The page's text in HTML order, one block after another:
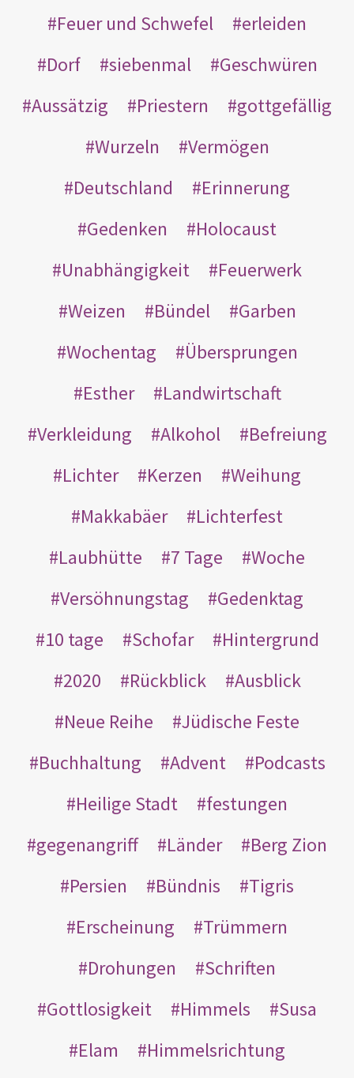
Feuer und Schwefel
erleiden
Dorf
siebenmal
Geschwüren
Aussätzig
Priestern
gottgefällig
Wurzeln
Vermögen
Deutschland
Erinnerung
Gedenken
Holocaust
Unabhängigkeit
Feuerwerk
Weizen
Bündel
Garben
Wochentag
Übersprungen
Esther
Landwirtschaft
Verkleidung
Alkohol
Befreiung
Lichter
Kerzen
Weihung
Makkabäer
Lichterfest
Laubhütte
7 Tage
Woche
Versöhnungstag
Gedenktag
10 tage
Schofar
Hintergrund
2020
Rückblick
Ausblick
Neue Reihe
Jüdische Feste
Buchhaltung
Advent
Podcasts
Heilige Stadt
festungen
gegenangriff
Länder
Berg Zion
Persien
Bündnis
Tigris
Erscheinung
Trümmern
Drohungen
Schriften
Gottlosigkeit
Himmels
Susa
Elam
Himmelsrichtung